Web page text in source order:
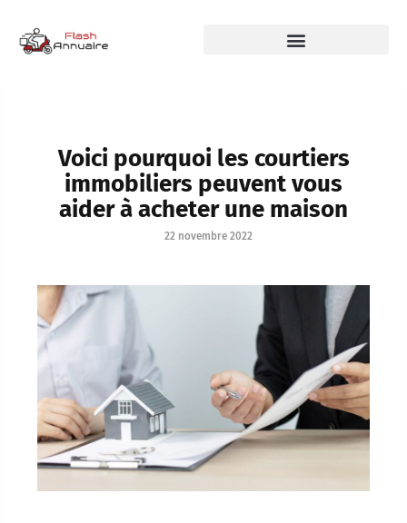
Voici pourquoi les courtiers
immobiliers peuvent vous
aider à acheter une maison
22 novembre 2022